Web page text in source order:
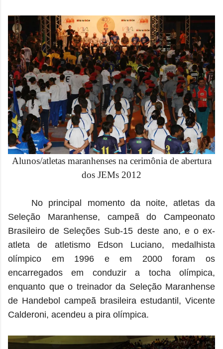
Alunos/atletas maranhenses na cerimônia de abertura
dos JEMs 2012
No principal momento da noite, atletas da
Seleção Maranhense, campeã do Campeonato
Brasileiro de Seleções Sub-15 deste ano, e o ex-
atleta de atletismo Edson Luciano, medalhista
olímpico em 1996 e em 2000 foram os
encarregados em conduzir a tocha olímpica,
enquanto que o treinador da Seleção Maranhense
de Handebol campeã brasileira estudantil, Vicente
Calderoni, acendeu a pira olímpica.